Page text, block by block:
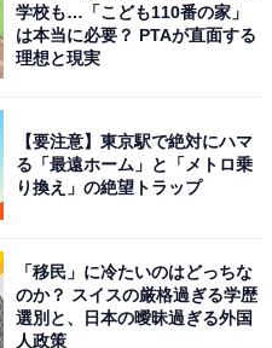
学校も…「こども110番の家」
は本当に必要？ PTAが直面する
理想と現実
【要注意】東京駅で絶対にハマ
る「最遠ホーム」と「メトロ乗
り換え」の絶望トラップ
「移民」に冷たいのはどっちな
のか？ スイスの厳格過ぎる学歴
選別と、日本の曖昧過ぎる外国
人政策